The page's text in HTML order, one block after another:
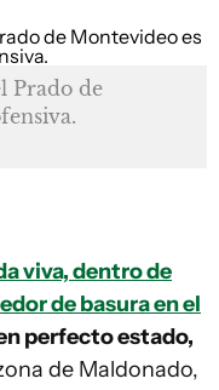
Prado de
viva, dentro de
de basura en el
perfecto estado,
de Maldonado,